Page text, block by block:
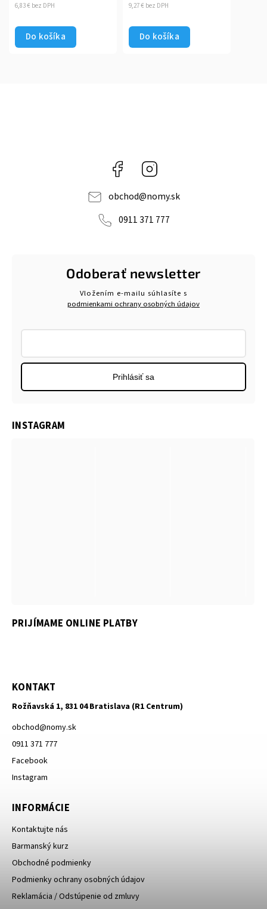
6,83 € bez DPH
Do košíka
9,27 € bez DPH
Do košíka
Facebook
obchod@nomy.sk
0911 371 777
PRIJÍMAME ONLINE PLATBY
KONTAKT
Rožňavská 1, 831 04 Bratislava (R1 Centrum)
obchod@nomy.sk
0911 371 777
Facebook
Instagram
INFORMÁCIE
Kontaktujte nás
Barmanský kurz
Obchodné podmienky
Podmienky ochrany osobných údajov
Reklamácia / Odstúpenie od zmluvy
Odoberať newsletter
Vložením e-mailu súhlasíte s
podmienkami ochrany osobných údajov
Prihlásiť sa
INSTAGRAM